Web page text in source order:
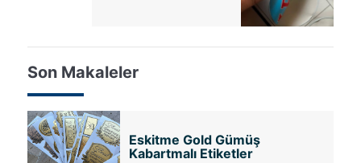
Son Makaleler
Eskitme Gold Gümüş
Kabartmalı Etiketler